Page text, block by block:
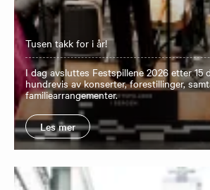
Tusen takk for i år!
I dag avsluttes Festspillene 2026 etter 15
hundrevis av konserter, forestillinger,
familiearrangementer.
Les mer